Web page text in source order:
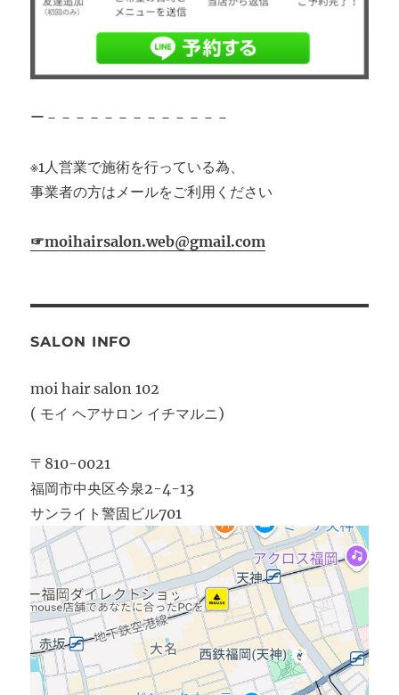
ー－－－－－－－－－－－－－
※1人営業で施術を行っている為、
事業者の方はメールをご利用ください
☞moihairsalon.web@gmail.com
SALON INFO
moi hair salon 102
( モイ ヘアサロン イチマルニ)
〒810-0021
福岡市中央区今泉2-4-13
サンライト警固ビル701